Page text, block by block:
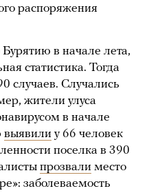
распоряжения
в начале лета,
статистика. Тогда
случаев. Случались
жители улуса
в начале
выявили у 66 человек
поселка в 390
прозвали место
заболеваемость